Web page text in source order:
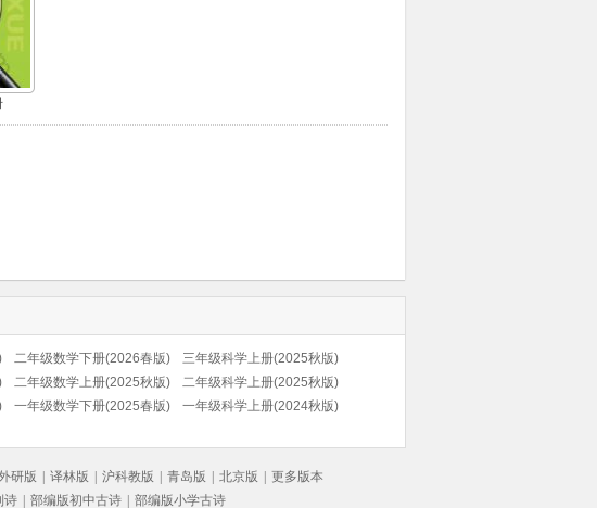
二年级数学下册(2026春版)
三年级科学上册(2025秋版)
二年级数学上册(2025秋版)
二年级科学上册(2025秋版)
一年级数学下册(2025春版)
一年级科学上册(2024秋版)
研版 译林版 沪科教版 青岛版 北京版
更多版本
诗 部编版初中古诗 部编版小学古诗